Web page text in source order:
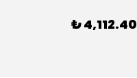
₺ 4,112.40